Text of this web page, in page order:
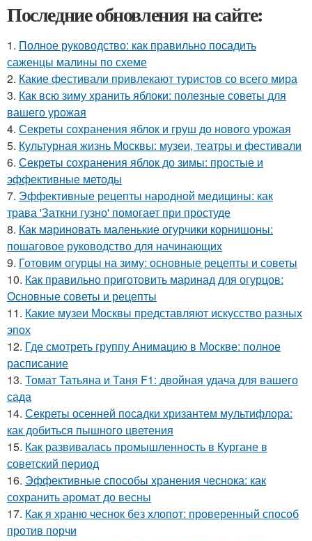
Последние обновления на сайте:
1. Полное руководство: как правильно посадить
саженцы малины по схеме
2. Какие фестивали привлекают туристов со всего мира
3. Как всю зиму хранить яблоки: полезные советы для
вашего урожая
4. Секреты сохранения яблок и груш до нового урожая
5. Культурная жизнь Москвы: музеи, театры и фестивали
6. Секреты сохранения яблок до зимы: простые и
эффективные методы
7. Эффективные рецепты народной медицины: как
трава 'Заткни гузно' помогает при простуде
8. Как мариновать маленькие огурчики корнишоны:
пошаговое руководство для начинающих
9. Готовим огурцы на зиму: основные рецепты и советы
10. Как правильно приготовить маринад для огурцов:
Основные советы и рецепты
11. Какие музеи Москвы представляют искусство разных
эпох
12. Где смотреть группу Анимацию в Москве: полное
расписание
13. Томат Татьяна и Таня F1: двойная удача для вашего
сада
14. Секреты осенней посадки хризантем мультифлора:
как добиться пышного цветения
15. Как развивалась промышленность в Кургане в
советский период
16. Эффективные способы хранения чеснока: как
сохранить аромат до весны
17. Как я храню чеснок без хлопот: проверенный способ
против порчи